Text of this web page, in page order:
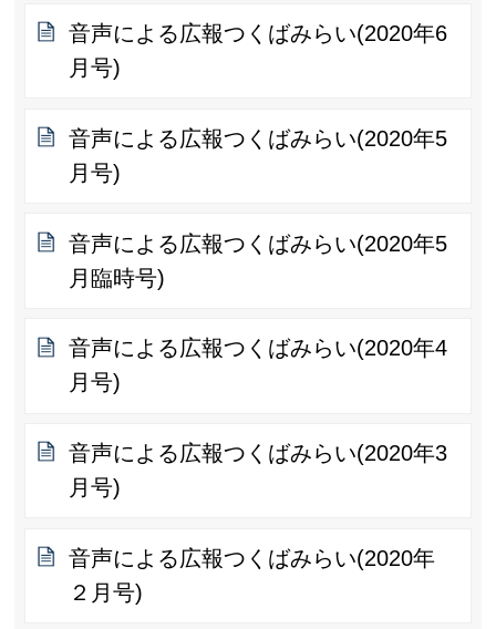
音声による広報つくばみらい(2020年6
月号)
音声による広報つくばみらい(2020年5
月号)
音声による広報つくばみらい(2020年5
月臨時号)
音声による広報つくばみらい(2020年4
月号)
音声による広報つくばみらい(2020年3
月号)
音声による広報つくばみらい(2020年
２月号)